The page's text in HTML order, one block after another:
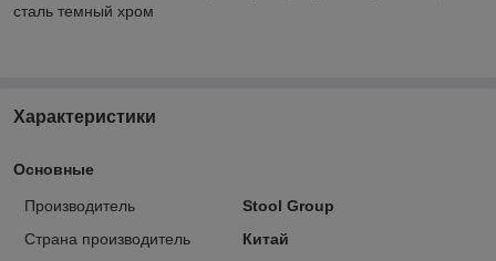
сталь темный хром
Характеристики
Основные
Производитель
Stool Group
Страна производитель
Китай